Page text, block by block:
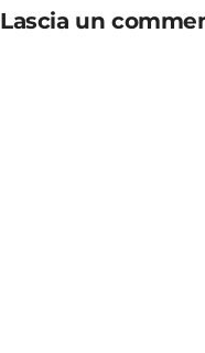
Lascia un